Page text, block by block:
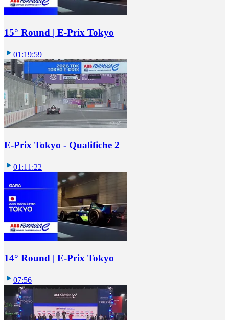
15° Round | E-Prix Tokyo
01:19:59
E-Prix Tokyo - Qualifiche 2
01:11:22
14° Round | E-Prix Tokyo
07:56